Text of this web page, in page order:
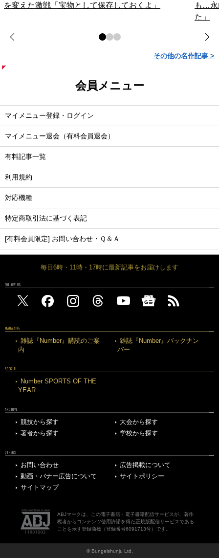
を変えた激戦「宝物として保存しておくよ」
も…永
た」
その他の名作記事 >
会員メニュー
マイメニュー登録・ログイン
マイメニュー退会（有料会員退会）
有料記事一覧
利用規約
対応機種
特定商取引法に基づく表記
[有料会員限定] お問い合わせ・Ｑ＆Ａ
毎日6時・11時・17時に最新記事をお届けします
FOLLOW US
MAGAZINE
雑誌『Number』購読のご案
内
雑誌『Number』バックナン
バー
SPECIAL
Number SPORTS OF THE
YEAR
ARCHIVE
競技から探す
大会から探す
著者から探す
学校から探す
OTHERS
お問い合わせ
広告掲載について
動画・バナー広告について
サイトポリシー
サイトマップ
ABJマークは、この電子書店・電子書籍配信サービスが、著作
権者からコンテンツ使用許諾を得た正規版配信サービスである
ことを示す登録商標（登録番号6091713号）です。
© Bungeishunju Ltd.